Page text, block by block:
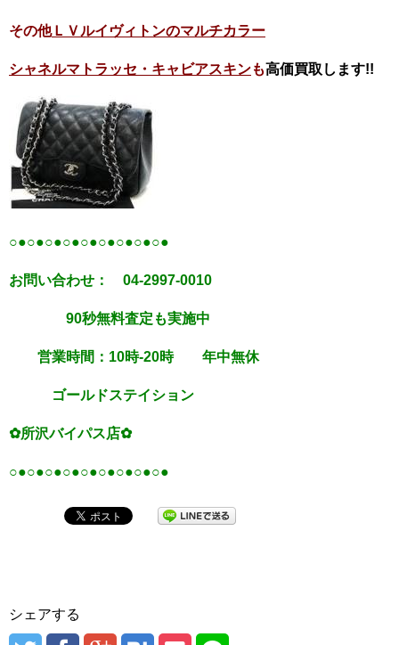
その他ＬＶルイヴィトンのマルチカラー
シャネルマトラッセ・キャビアスキンも高価買取します!!
○●○●○●○●○●○●○●○●○●
お問い合わせ： 04-2997-0010
90秒無料査定も実施中
営業時間：10時-20時 年中無休
ゴールドステイション
✿所沢バイパス店✿
○●○●○●○●○●○●○●○●○●
シェアする